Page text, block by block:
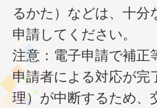
るかた）などは、十分
申請してください。
注意：電子申請で補正
申請者による対応が完
理）が中断するため、